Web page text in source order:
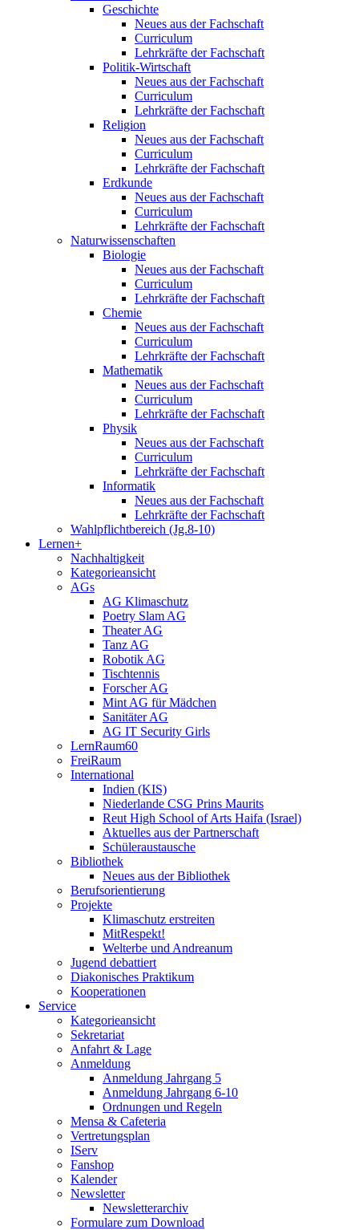
Geschichte
Neues aus der Fachschaft
Curriculum
Lehrkräfte der Fachschaft
Politik-Wirtschaft
Neues aus der Fachschaft
Curriculum
Lehrkräfte der Fachschaft
Religion
Neues aus der Fachschaft
Curriculum
Lehrkräfte der Fachschaft
Erdkunde
Neues aus der Fachschaft
Curriculum
Lehrkräfte der Fachschaft
Naturwissenschaften
Biologie
Neues aus der Fachschaft
Curriculum
Lehrkräfte der Fachschaft
Chemie
Neues aus der Fachschaft
Curriculum
Lehrkräfte der Fachschaft
Mathematik
Neues aus der Fachschaft
Curriculum
Lehrkräfte der Fachschaft
Physik
Neues aus der Fachschaft
Curriculum
Lehrkräfte der Fachschaft
Informatik
Neues aus der Fachschaft
Lehrkräfte der Fachschaft
Wahlpflichtbereich (Jg.8-10)
Lernen+
Nachhaltigkeit
Kategorieansicht
AGs
AG Klimaschutz
Poetry Slam AG
Theater AG
Tanz AG
Robotik AG
Tischtennis
Forscher AG
Mint AG für Mädchen
Sanitäter AG
AG IT Security Girls
LernRaum60
FreiRaum
International
Indien (KIS)
Niederlande CSG Prins Maurits
Reut High School of Arts Haifa (Israel)
Aktuelles aus der Partnerschaft
Schüleraustausche
Bibliothek
Neues aus der Bibliothek
Berufsorientierung
Projekte
Klimaschutz erstreiten
MitRespekt!
Welterbe und Andreanum
Jugend debattiert
Diakonisches Praktikum
Kooperationen
Service
Kategorieansicht
Sekretariat
Anfahrt & Lage
Anmeldung
Anmeldung Jahrgang 5
Anmeldung Jahrgang 6-10
Ordnungen und Regeln
Mensa & Cafeteria
Vertretungsplan
IServ
Fanshop
Kalender
Newsletter
Newsletterarchiv
Formulare zum Download